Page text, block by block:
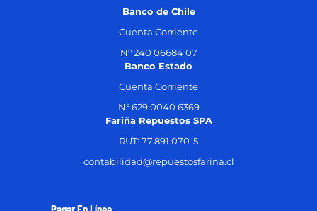
Banco de Chile
Cuenta Corriente
N° 240 06684 07
Banco Estado
Cuenta Corriente
N° 629 0040 6369
Fariña Repuestos SPA
RUT: 77.891.070-5
contabilidad@repuestosfarina.cl